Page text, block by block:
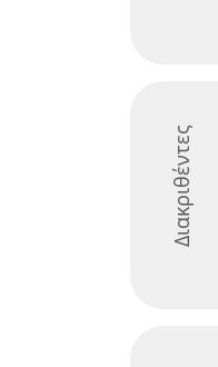
Διακριθέντες